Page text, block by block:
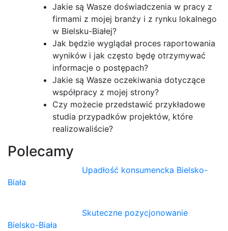
Jakie są Wasze doświadczenia w pracy z
firmami z mojej branży i z rynku lokalnego
w Bielsku-Białej?
Jak będzie wyglądał proces raportowania
wyników i jak często będę otrzymywać
informacje o postępach?
Jakie są Wasze oczekiwania dotyczące
współpracy z mojej strony?
Czy możecie przedstawić przykładowe
studia przypadków projektów, które
realizowaliście?
Polecamy
Upadłość konsumencka Bielsko-
Biała
Skuteczne pozycjonowanie
Bielsko-Biała